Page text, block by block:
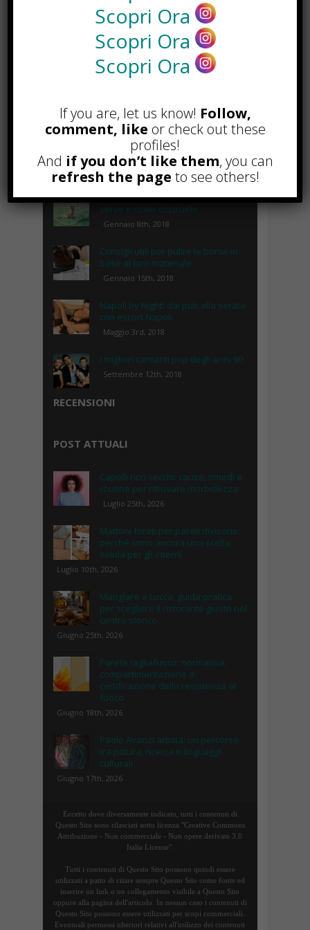
POPOLARI
Lipolaser, cos’è, come funziona e
quali sono le controindicazioni
Novembre 14th, 2018
Recinto per cani fai da te, cosa
serve e come costruirlo
Gennaio 8th, 2018
Consigli utili per pulire le borse in
base al loro materiale
Gennaio 15th, 2018
Napoli by Night: dai pub alla serata
con escort Napoli.
Maggio 3rd, 2018
I migliori cantanti pop degli anni 90
Settembre 12th, 2018
RECENSIONI
POST ATTUALI
Capelli ricci secchi: cause, rimedi e
routine per ritrovare morbidezza
Luglio 25th, 2026
Mattoni forati per pareti divisorie:
perché sono ancora una scelta
solida per gli interni
Luglio 10th, 2026
Mangiare a Lucca: guida pratica
per scegliere il ristorante giusto nel
centro storico
Giugno 25th, 2026
Parete tagliafuoco: normativa,
compartimentazione e
certificazione della resistenza al
fuoco
Giugno 18th, 2026
Paolo Avanzi artista: un percorso
tra pittura, ricerca e linguaggi
culturali
Giugno 17th, 2026
Eccetto dove diversamente indicato, tutti i contenuti di
Questo Sito sono rilasciati sotto licenza "Creative Commons
Attribuzione - Non commerciale - Non opere derivate 3.0
Italia License".
Tutti i contenuti di Questo Sito possono quindi essere
utilizzati a patto di citare sempre Questo Sito come fonte ed
inserire un link o un collegamento visibile a Questo Sito
oppure alla pagina dell'articolo. In nessun caso i contenuti di
Questo Sito possono essere utilizzati per scopi commerciali.
Eventuali permessi ulteriori relativi all'utilizzo dei contenuti
Scopri Ora
Scopri Ora
Scopri Ora
If you are, let us know! Follow,
comment, like or check out these
profiles!
And if you don’t like them, you can
refresh the page to see others!